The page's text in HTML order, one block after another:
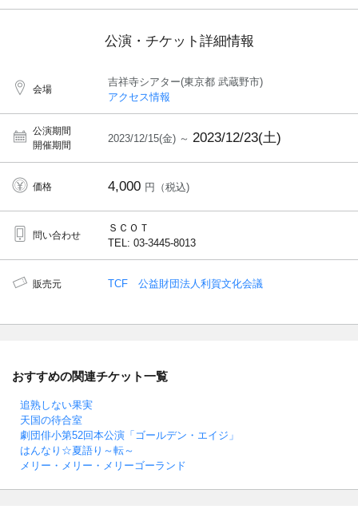
公演・チケット詳細情報
会場
吉祥寺シアター(東京都 武蔵野市)
アクセス情報
公演期間
開催期間
2023/12/15(金) ～ 2023/12/23(土)
価格 4,000 円（税込)
問い合わせ
ＳＣＯＴ
TEL: 03-3445-8013
販売元 TCF 公益財団法人利賀文化会議
おすすめの関連チケット一覧
追熟しない果実
天国の待合室
劇団俳小第52回本公演「ゴールデン・エイジ」
はんなり☆夏語り～転～
メリー・メリー・メリーゴーランド